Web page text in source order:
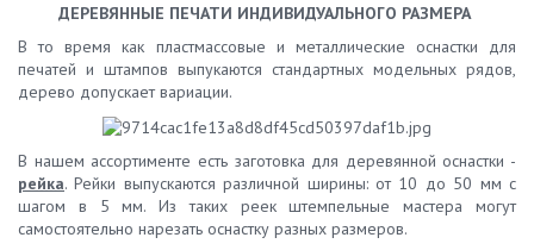
ДЕРЕВЯННЫЕ ПЕЧАТИ ИНДИВИДУАЛЬНОГО РАЗМЕРА
В то время как пластмассовые и металлические оснастки для
печатей и штампов выпукаются стандартных модельных рядов,
дерево допускает вариации.
В нашем ассортименте есть заготовка для деревянной оснастки -
рейка. Рейки выпускаются различной ширины: от 10 до 50 мм с
шагом в 5 мм. Из таких реек штемпельные мастера могут
самостоятельно нарезать оснастку разных размеров.